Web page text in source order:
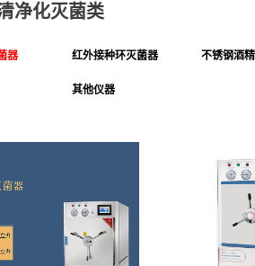
净化灭菌类
器 红外接种环灭菌器 不锈钢酒
其他仪器